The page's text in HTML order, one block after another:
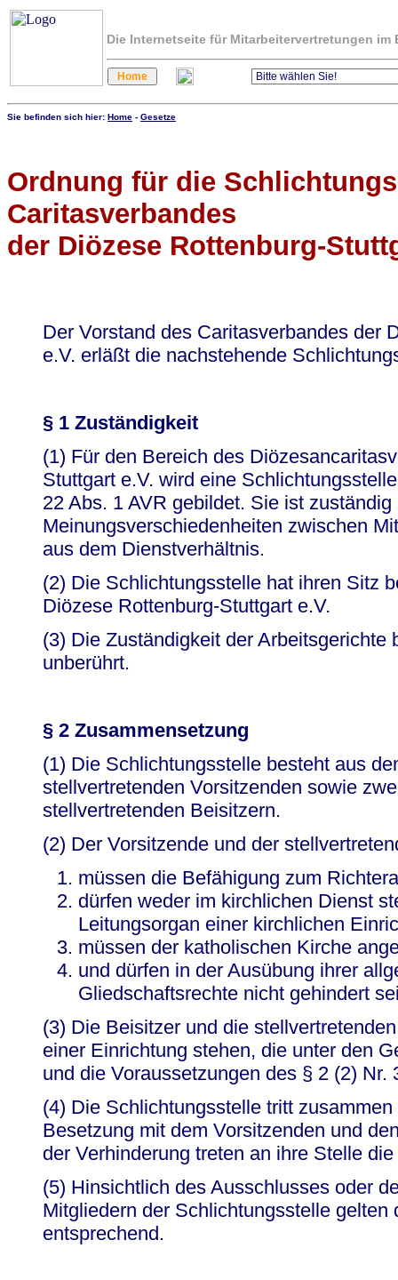
Die Internetseite für Mitarbeitervertretungen
Sie befinden sich hier: Home - Gesetze
Ordnung für die
Caritasverbandes
der Diözese Rottenburg-
Der Vorstand des Caritasverbandes der
e.V. erläßt die nachstehende
§ 1 Zuständigkeit
(1) Für den Bereich des
Stuttgart e.V. wird eine
22 Abs. 1 AVR gebildet. Sie ist
Meinungsverschiedenheiten zwischen
aus dem Dienstverhältnis.
(2) Die Schlichtungsstelle hat ihren Sitz
Diözese Rottenburg-Stuttgart e.V.
(3) Die Zuständigkeit der Arbeitsgerichte
unberührt.
§ 2 Zusammensetzung
(1) Die Schlichtungsstelle besteht aus
stellvertretenden Vorsitzenden sowie
stellvertretenden Beisitzern.
(2) Der Vorsitzende und der
müssen die Befähigung zum
dürfen weder im kirchlichen Dienst
Leitungsorgan einer kirchlichen
müssen der katholischen Kirche
und dürfen in der Ausübung ihrer
Gliedschaftsrechte nicht gehindert
(3) Die Beisitzer und die
einer Einrichtung stehen, die unter den
und die Voraussetzungen des § 2 (2) Nr.
(4) Die Schlichtungsstelle tritt
Besetzung mit dem Vorsitzenden und
der Verhinderung treten an ihre Stelle
(5) Hinsichtlich des Ausschlusses oder
Mitgliedern der Schlichtungsstelle gelten
entsprechend.